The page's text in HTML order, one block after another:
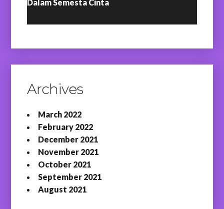
Dalam Semesta Cinta
Archives
March 2022
February 2022
December 2021
November 2021
October 2021
September 2021
August 2021